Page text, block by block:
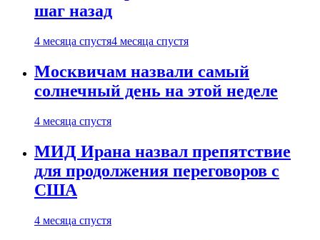
шаг назад
4 месяца спустя4 месяца спустя
Москвичам назвали самый
солнечный день на этой неделе
4 месяца спустя
МИД Ирана назвал препятствие
для продолжения переговоров с
США
4 месяца спустя